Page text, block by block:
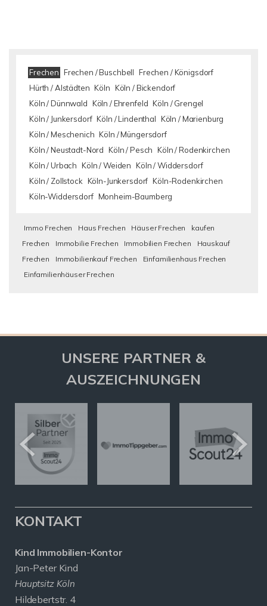
Frechen Frechen / Buschbell Frechen / Königsdorf
Hürth / Alstädten Köln Köln / Bickendorf
Köln / Dünnwald Köln / Ehrenfeld Köln / Grengel
Köln / Junkersdorf Köln / Lindenthal Köln / Marienburg
Köln / Meschenich Köln / Müngersdorf
Köln / Neustadt-Nord Köln / Pesch Köln / Rodenkirchen
Köln / Urbach Köln / Weiden Köln / Widdersdorf
Köln / Zollstock Köln-Junkersdorf Köln-Rodenkirchen
Köln-Widdersdorf Monheim-Baumberg
Immo Frechen Haus Frechen Häuser Frechen
kaufen
Frechen
Immobilie Frechen Immobilien Frechen
Hauskauf
Frechen
Immobilienkauf Frechen
Einfamilienhaus Frechen
Einfamilienhäuser Frechen
UNSERE PARTNER &
AUSZEICHNUNGEN
KONTAKT
Kind Immobilien-Kontor
Jan-Peter Kind
Hauptsitz Köln
Hildebertstr. 4